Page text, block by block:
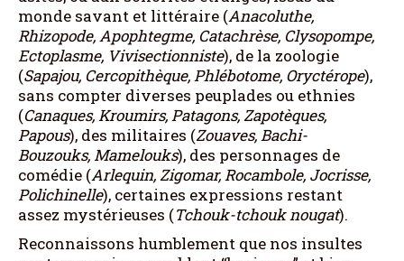
monde savant et littéraire (Anacoluthe,
Rhizopode, Apophtegme, Catachrèse, Clysopompe,
Ectoplasme, Vivisectionniste), de la zoologie
(Sapajou, Cercopithèque, Phlébotome, Oryctérope),
sans compter diverses peuplades ou ethnies
(Canaques, Kroumirs, Patagons, Zapotèques,
Papous), des militaires (Zouaves, Bachi-
Bouzouks, Mamelouks), des personnages de
comédie (Arlequin, Zigomar, Rocambole, Jocrisse,
Polichinelle), certaines expressions restant
assez mystérieuses (Tchouk-tchouk nougat).
Reconnaissons humblement que nos insultes